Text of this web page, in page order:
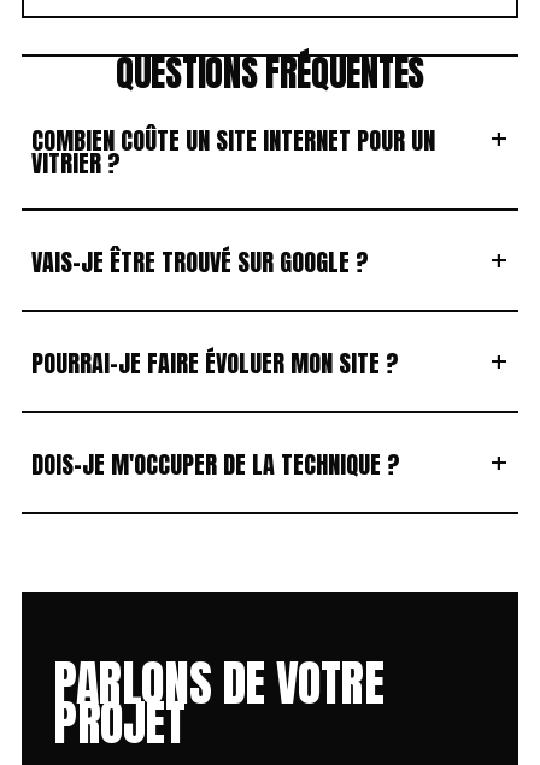
QUESTIONS FRÉQUENTES
COMBIEN COÛTE UN SITE INTERNET POUR UN
VITRIER ?
+
VAIS-JE ÊTRE TROUVÉ SUR GOOGLE ? +
POURRAI-JE FAIRE ÉVOLUER MON SITE ? +
DOIS-JE M'OCCUPER DE LA TECHNIQUE ? +
PARLONS DE VOTRE
PROJET